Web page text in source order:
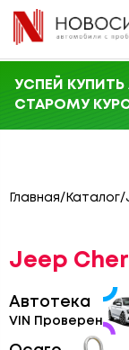
УСПЕЙ
СТАРОМУ
Главная/ Каталог/
Jeep
Автотека
VIN Проверен